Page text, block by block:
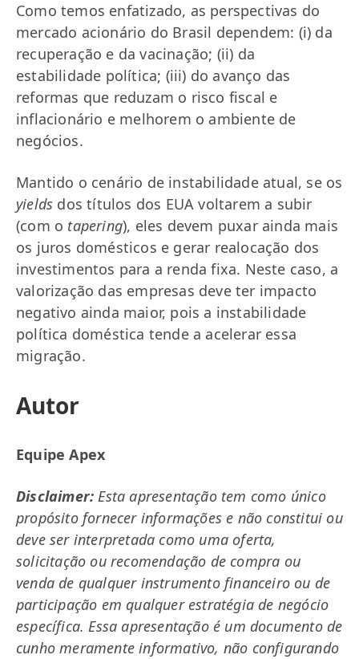
Como temos enfatizado, as perspectivas do
mercado acionário do Brasil dependem: (i) da
recuperação e da vacinação; (ii) da
estabilidade política; (iii) do avanço das
reformas que reduzam o risco fiscal e
inflacionário e melhorem o ambiente de
negócios.
Mantido o cenário de instabilidade atual, se os
yields dos títulos dos EUA voltarem a subir
(com o tapering), eles devem puxar ainda mais
os juros domésticos e gerar realocação dos
investimentos para a renda fixa. Neste caso, a
valorização das empresas deve ter impacto
negativo ainda maior, pois a instabilidade
política doméstica tende a acelerar essa
migração.
Autor
Equipe Apex
Disclaimer:Esta apresentação tem como único
propósito fornecer informações e não constitui ou
deve ser interpretada como uma oferta,
solicitação ou recomendação de compra ou
venda de qualquer instrumento financeiro ou de
participação em qualquer estratégia de negócio
específica. Essa apresentação é um documento de
cunho meramente informativo, não configurando